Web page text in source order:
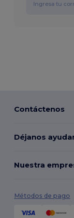
Contáctenos
Déjanos
Nuestra
Métodos de pago